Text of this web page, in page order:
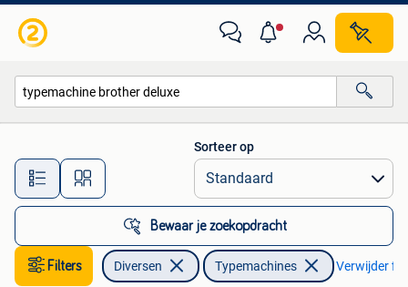
Alle afstanden…
Sorteer op
Bewaar je zoekopdracht
Filters Diversen Typemachines Verwijder